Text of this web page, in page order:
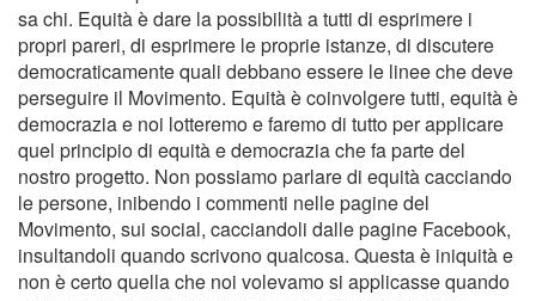
sa chi. Equità è dare la possibilità a tutti di esprimere i
propri pareri, di esprimere le proprie istanze, di discutere
democraticamente quali debbano essere le linee che deve
perseguire il Movimento. Equità è coinvolgere tutti, equità è
democrazia e noi lotteremo e faremo di tutto per applicare
quel principio di equità e democrazia che fa parte del
nostro progetto. Non possiamo parlare di equità cacciando
le persone, inibendo i commenti nelle pagine del
Movimento, sui social, cacciandoli dalle pagine Facebook,
insultandoli quando scrivono qualcosa. Questa è iniquità e
non è certo quella che noi volevamo si applicasse quando